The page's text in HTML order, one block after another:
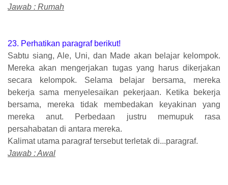
Jawab : Rumah
23. Perhatikan paragraf berikut!
Sabtu siang, Ale, Uni, dan Made akan belajar kelompok.
Mereka akan mengerjakan tugas yang harus dikerjakan
secara kelompok. Selama belajar bersama, mereka
bekerja sama menyelesaikan pekerjaan. Ketika bekerja
bersama, mereka tidak membedakan keyakinan yang
mereka anut. Perbedaan justru memupuk rasa
persahabatan di antara mereka.
Kalimat utama paragraf tersebut terletak di...paragraf.
Jawab : Awal